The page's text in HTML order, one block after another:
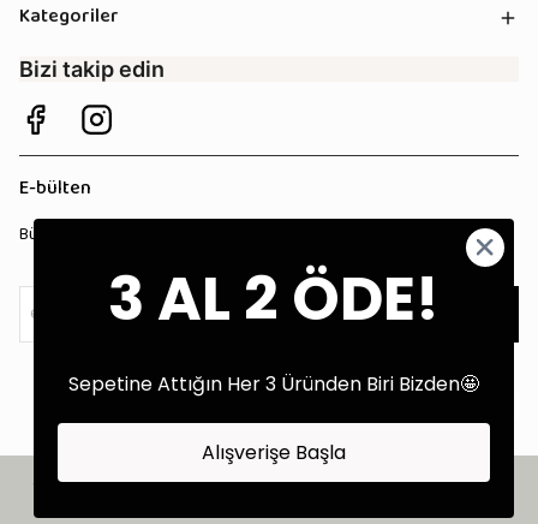
Kategoriler
Bizi takip edin
E-bülten
Bültenimize kaydolun, tüm kampanyalardan anında haberdar olun!
©2025 Tüm Hakları Saklıdır - Tekstil Performans Pazarlama Ajansı:
Kokopatik
3 AL 2 ÖDE!
Sepetine Attığın Her 3 Üründen Biri Bizden🤩
Alışverişe Başla